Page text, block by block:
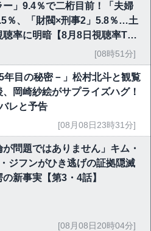
ー」9.4％で二桁目前！「夫婦
％、「財閥×刑事2」5.8％…土
聴率に明暗【8月8日視聴率TO
[08時51分]
年目の秘密－」松村北斗と観覧
岡崎紗絵がサプライズハグ！
レと予告
[08月08日23時31分]
が問題ではありません」キム・
ジフンがひき逃げの証拠隠滅
新事実【第3・4話】
[08月08日20時04分]